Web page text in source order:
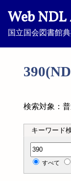
Web
国立国会図書館
検索対象：
キーワード
分類記号検
すべて